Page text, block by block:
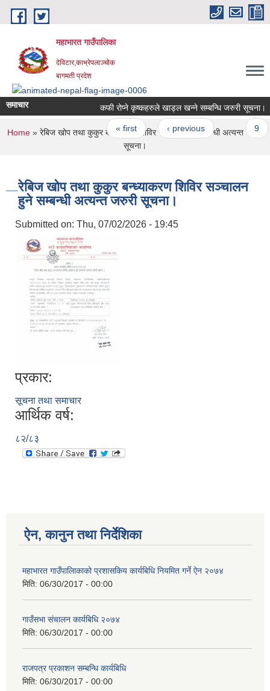
Skip to main content
महाभारत गाउँपालिका
देविटार,काभ्रेपलाञ्चोक
बागमती प्रदेश
समाचार कफी रोप्ने कृष्कहरुले खाड्ल खन्ने सम्बन्धि जरुरी सूचना।
Pages
« first ‹ previous …
You are here
Home » रेबिज खोप तथा कुकुर बन्ध्याकरण शिविर सञ्चालन हुने सम्बन्धी अत्यन्त जरुरी
सूचना।
रेबिज खोप तथा कुकुर बन्ध्याकरण शिविर सञ्चालन
हुने सम्बन्धी अत्यन्त जरुरी सूचना।
Submitted on: Thu, 07/02/2026 - 19:45
प्रकार:
सूचना तथा समाचार
आर्थिक वर्ष:
८२/८३
ऐन, कानुन तथा निर्देशिका
महाभारत गाउँपालिाकाको प्रशासकिय कार्यबिधि नियमित गर्ने ऐन २०७४
मिति: 06/30/2017 - 00:00
गाउँसभा संचालन कार्यबिधि २०७४
मिति: 06/30/2017 - 00:00
राजपत्र प्रकाशन सम्बन्धि कार्यबिधि
मिति: 06/30/2017 - 00:00